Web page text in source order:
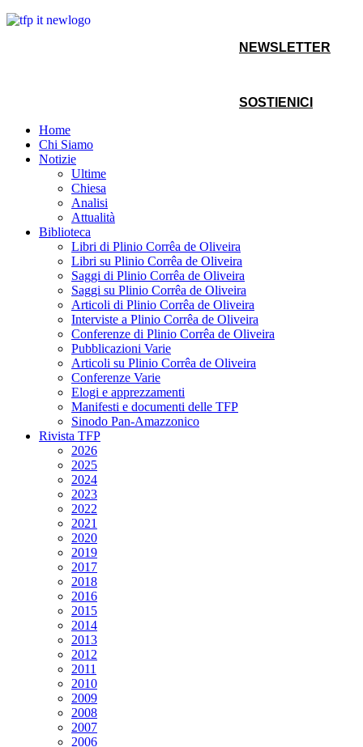
NEWSLETTER
SOSTIENICI
Home
Chi Siamo
Notizie
Ultime
Chiesa
Analisi
Attualità
Biblioteca
Libri di Plinio Corrêa de Oliveira
Libri su Plinio Corrêa de Oliveira
Saggi di Plinio Corrêa de Oliveira
Saggi su Plinio Corrêa de Oliveira
Articoli di Plinio Corrêa de Oliveira
Interviste a Plinio Corrêa de Oliveira
Conferenze di Plinio Corrêa de Oliveira
Pubblicazioni Varie
Articoli su Plinio Corrêa de Oliveira
Conferenze Varie
Elogi e apprezzamenti
Manifesti e documenti delle TFP
Sinodo Pan-Amazzonico
Rivista TFP
2026
2025
2024
2023
2022
2021
2020
2019
2017
2018
2016
2015
2014
2013
2012
2011
2010
2009
2008
2007
2006